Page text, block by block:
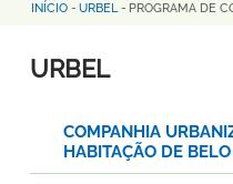
Trilha
de
INÍCIO - URBEL - PROGRAMA DE
URBEL
COMPANHIA
HABITAÇÃO DE